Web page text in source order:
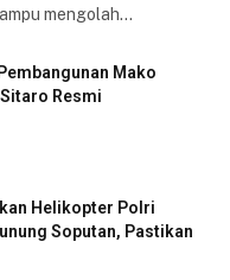
mengolah…
Mako
Resmi
Helikopter Polri
Soputan, Pastikan